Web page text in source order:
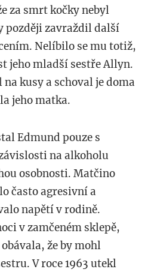
za smrt kočky nebyl
později zavraždil další
Nelíbilo se mu totiž,
jeho mladší sestře Allyn.
kusy a schoval je doma
jeho matka.
Edmund pouze s
na alkoholu
osobnosti. Matčino
často agresivní a
napětí v rodině.
v zamčeném sklepě,
že by mohl
V roce 1963 utekl